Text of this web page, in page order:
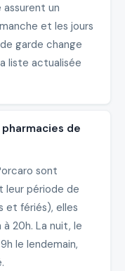
assurent un
et les jours
garde change
liste actualisée
de
sont
leur période de
et fériés), elles
20h. La nuit, le
le lendemain,